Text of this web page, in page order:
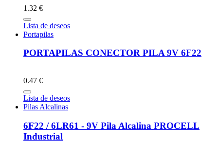
1.32 €
Lista de deseos
Portapilas
PORTAPILAS CONECTOR PILA 9V 6F22
0.47 €
Lista de deseos
Pilas Alcalinas
6F22 / 6LR61 - 9V Pila Alcalina PROCELL
Industrial